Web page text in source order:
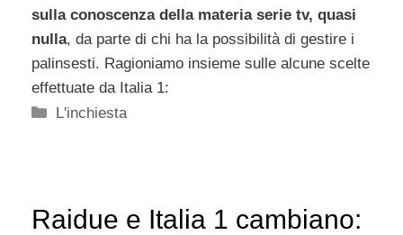
sulla conoscenza della materia serie tv, quasi
nulla, da parte di chi ha la possibilità di gestire i
palinsesti. Ragioniamo insieme sulle alcune scelte
effettuate da Italia 1:
Categorie
L'inchiesta
Raidue e Italia 1 cambiano: